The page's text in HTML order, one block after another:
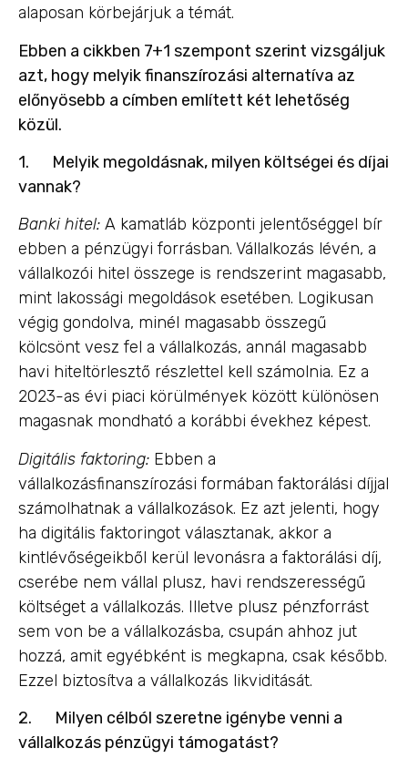
alaposan körbejárjuk a témát.
Ebben a cikkben 7+1 szempont szerint vizsgáljuk
azt, hogy melyik finanszírozási alternatíva az
előnyösebb a címben említett két lehetőség
közül.
1.
Melyik megoldásnak, milyen költségei és díjai
vannak?
Banki hitel: A kamatláb központi jelentőséggel bír
ebben a pénzügyi forrásban. Vállalkozás lévén, a
vállalkozói hitel összege is rendszerint magasabb,
mint lakossági megoldások esetében. Logikusan
végig gondolva, minél magasabb összegű
kölcsönt vesz fel a vállalkozás, annál magasabb
havi hiteltörlesztő részlettel kell számolnia. Ez a
2023-as évi piaci körülmények között különösen
magasnak mondható a korábbi évekhez képest.
Digitális faktoring: Ebben a
vállalkozásfinanszírozási formában faktorálási díjjal
számolhatnak a vállalkozások. Ez azt jelenti, hogy
ha digitális faktoringot választanak, akkor a
kintlévőségeikből kerül levonásra a faktorálási díj,
cserébe nem vállal plusz, havi rendszerességű
költséget a vállalkozás. Illetve plusz pénzforrást
sem von be a vállalkozásba, csupán ahhoz jut
hozzá, amit egyébként is megkapna, csak később.
Ezzel biztosítva a vállalkozás likviditását.
2.
Milyen célból szeretne igénybe venni a
vállalkozás pénzügyi támogatást?